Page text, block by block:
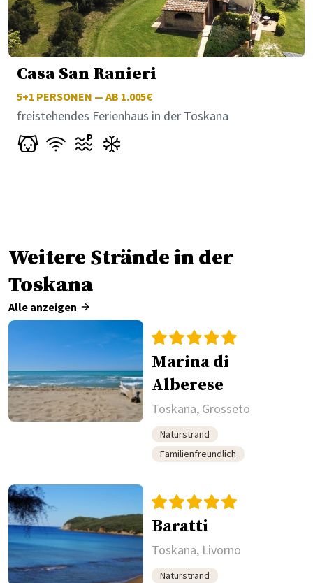
Casa San Ranieri
5+1 PERSONEN — AB 1.005€
freistehendes Ferienhaus in der Toskana
Weitere Strände in der
Toskana
Alle anzeigen
Marina di
Alberese
Toskana, Grosseto
Naturstrand
Familienfreundlich
Baratti
Toskana, Livorno
Naturstrand